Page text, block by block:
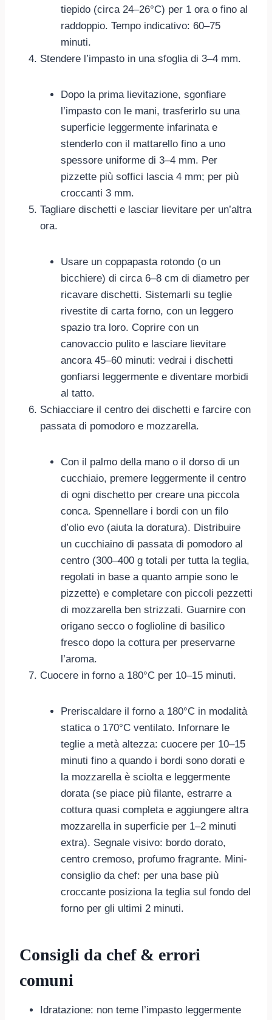
tiepido (circa 24–26°C) per 1 ora o fino al
raddoppio. Tempo indicativo: 60–75
minuti.
Stendere l’impasto in una sfoglia di 3–4 mm.
Dopo la prima lievitazione, sgonfiare
l’impasto con le mani, trasferirlo su una
superficie leggermente infarinata e
stenderlo con il mattarello fino a uno
spessore uniforme di 3–4 mm. Per
pizzette più soffici lascia 4 mm; per più
croccanti 3 mm.
Tagliare dischetti e lasciar lievitare per un’altra
ora.
Usare un coppapasta rotondo (o un
bicchiere) di circa 6–8 cm di diametro per
ricavare dischetti. Sistemarli su teglie
rivestite di carta forno, con un leggero
spazio tra loro. Coprire con un
canovaccio pulito e lasciare lievitare
ancora 45–60 minuti: vedrai i dischetti
gonfiarsi leggermente e diventare morbidi
al tatto.
Schiacciare il centro dei dischetti e farcire con
passata di pomodoro e mozzarella.
Con il palmo della mano o il dorso di un
cucchiaio, premere leggermente il centro
di ogni dischetto per creare una piccola
conca. Spennellare i bordi con un filo
d’olio evo (aiuta la doratura). Distribuire
un cucchiaino di passata di pomodoro al
centro (300–400 g totali per tutta la teglia,
regolati in base a quanto ampie sono le
pizzette) e completare con piccoli pezzetti
di mozzarella ben strizzati. Guarnire con
origano secco o foglioline di basilico
fresco dopo la cottura per preservarne
l’aroma.
Cuocere in forno a 180°C per 10–15 minuti.
Preriscaldare il forno a 180°C in modalità
statica o 170°C ventilato. Infornare le
teglie a metà altezza: cuocere per 10–15
minuti fino a quando i bordi sono dorati e
la mozzarella è sciolta e leggermente
dorata (se piace più filante, estrarre a
cottura quasi completa e aggiungere altra
mozzarella in superficie per 1–2 minuti
extra). Segnale visivo: bordo dorato,
centro cremoso, profumo fragrante. Mini-
consiglio da chef: per una base più
croccante posiziona la teglia sul fondo del
forno per gli ultimi 2 minuti.
Consigli da chef & errori
comuni
Idratazione: non teme l’impasto leggermente